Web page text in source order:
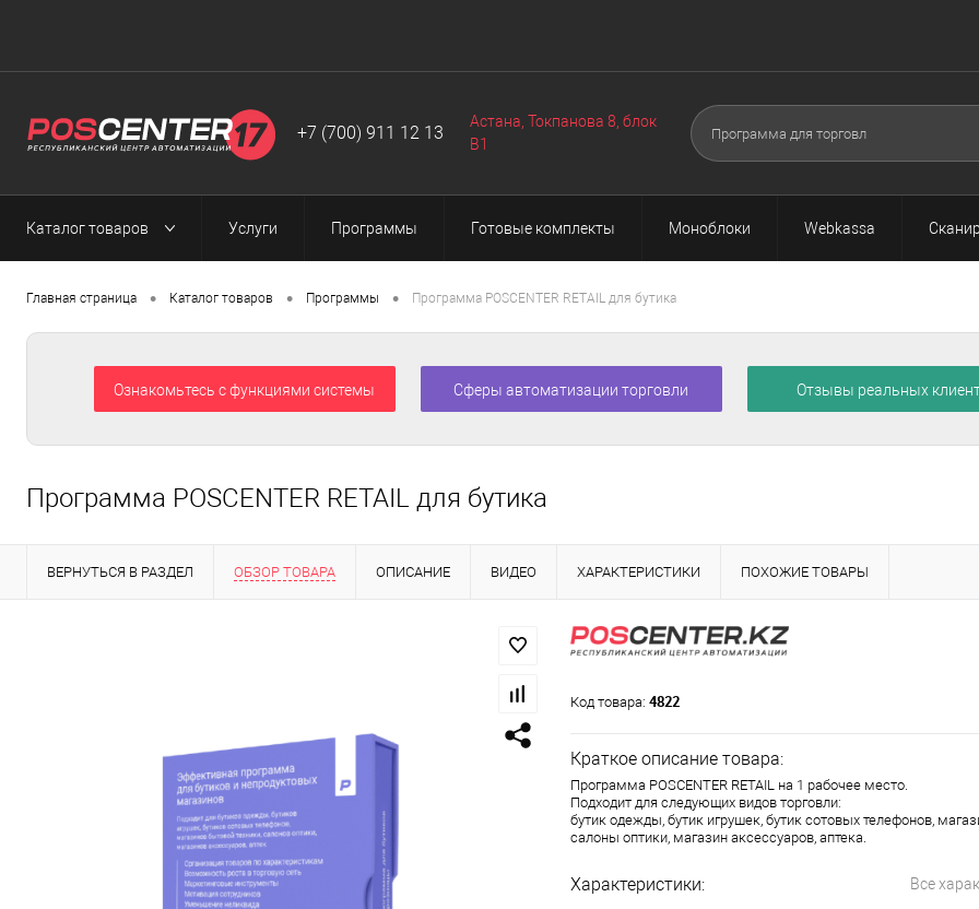
+7 (700) 911 12 13
Астана, Токпанова 8, блок
B1
Каталог товаров Услуги Программы Готовые комплекты Моноблоки Webkassa
Главная страница • Каталог товаров • Программы • Программа POSCENTER RETAIL для бутика
Ознакомьтесь с функциями системы Сферы автоматизации торговли Отзывы реальных
Программа POSCENTER RETAIL для бутика
ВЕРНУТЬСЯ В РАЗДЕЛ ОБЗОР ТОВАРА ОПИСАНИЕ ВИДЕО ХАРАКТЕРИСТИКИ ПОХОЖИЕ ТОВАРЫ
Код товара: 4822
Краткое описание товара:
Программа POSCENTER RETAIL на 1 рабочее место.
Подходит для следующих видов торговли:
бутик одежды, бутик игрушек, бутик сотовых телефонов,
салоны оптики, магазин аксессуаров, аптека.
Характеристики: Все